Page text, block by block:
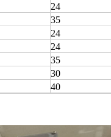
24
35
24
24
35
30
40